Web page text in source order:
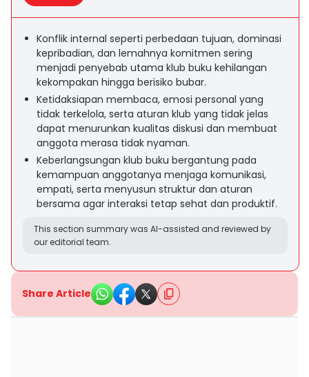
Konflik internal seperti perbedaan tujuan, dominasi
kepribadian, dan lemahnya komitmen sering
menjadi penyebab utama klub buku kehilangan
kekompakan hingga berisiko bubar.
Ketidaksiapan membaca, emosi personal yang
tidak terkelola, serta aturan klub yang tidak jelas
dapat menurunkan kualitas diskusi dan membuat
anggota merasa tidak nyaman.
Keberlangsungan klub buku bergantung pada
kemampuan anggotanya menjaga komunikasi,
empati, serta menyusun struktur dan aturan
bersama agar interaksi tetap sehat dan produktif.
This section summary was AI-assisted and reviewed by
our editorial team.
Share Article